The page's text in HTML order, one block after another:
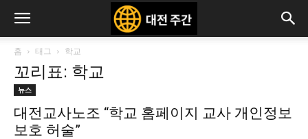
홈 태그 학교
꼬리표: 학교
뉴스
대전교사노조 “학교 홈페이지 교사 개인정보
보호 허술”